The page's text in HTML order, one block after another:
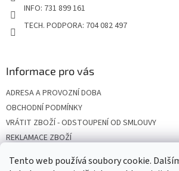
Tento web používá soubory cookie.
INFO: 731 899 161
TECH. PODPORA: 704 082 497
Informace pro vás
ADRESA A PROVOZNÍ DOBA
OBCHODNÍ PODMÍNKY
VRÁTIT ZBOŽÍ - ODSTOUPENÍ OD SMLOUVY
REKLAMACE ZBOŽÍ
PODMÍNKY OCHRANY OSOBNÍCH ÚDAJŮ